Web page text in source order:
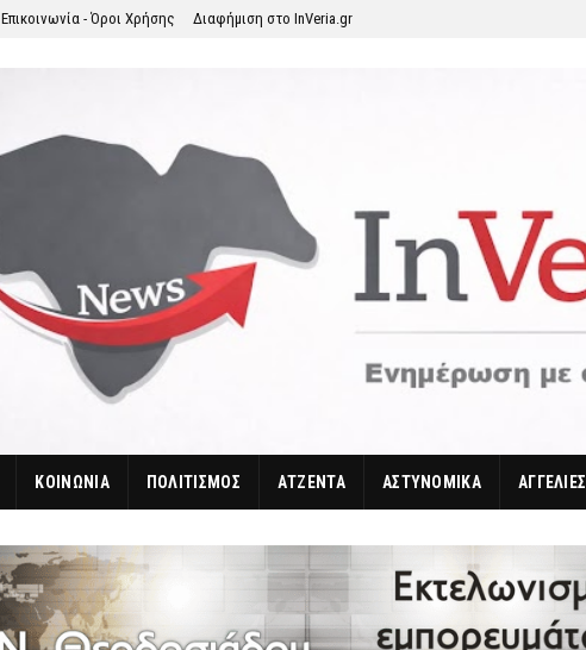
Επικοινωνία - Όροι Χρήσης Διαφήμιση στο InVeria.gr
ΚΟΙΝΩΝΙΑ ΠΟΛΙΤΙΣΜΟΣ ΑΤΖΕΝΤΑ ΑΣΤΥΝΟΜΙΚΑ ΑΓΓΕΛΙΕΣ